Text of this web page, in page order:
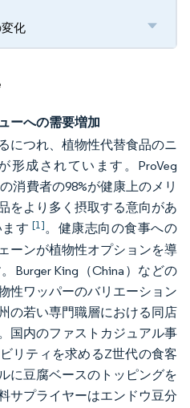
化
ーへの需要増加
につれ、植物性代替食品のニ
形成されています。ProVeg
消費者の98%が健康上のメリ
をより多く摂取する意向があ
す [1]。健康志向の食事への
ーンが植物性オプションを導
Burger King（China）などの
性ワッパーのバリエーション
の若い専門職層における同店
国内のファストカジュアル事
リティを求めるZ世代の食客
に豆腐ベースのトッピングを
サプライヤーはエンドウ豆分